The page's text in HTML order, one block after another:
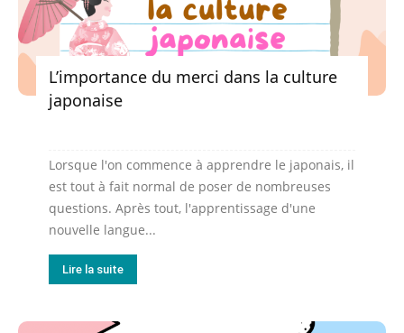
L’importance du merci dans la culture
japonaise
Lorsque l'on commence à apprendre le japonais, il
est tout à fait normal de poser de nombreuses
questions. Après tout, l'apprentissage d'une
nouvelle langue...
Lire la suite